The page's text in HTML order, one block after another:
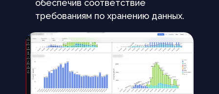
обеспечив соответствие
требованиям по хранению данных.